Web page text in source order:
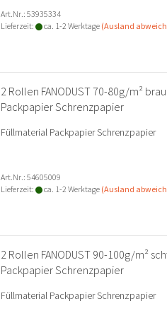
Art.Nr.: 53935334
Lieferzeit:
ca. 1-2 Werktage (Ausland
2 Rollen FANODUST 70-80g/m²
Packpapier Schrenzpapier
Füllmaterial Packpapier Schrenzpapier
Art.Nr.: 54605009
Lieferzeit:
ca. 1-2 Werktage (Ausland
2 Rollen FANODUST 90-100g/m²
Packpapier Schrenzpapier
Füllmaterial Packpapier Schrenzpapier